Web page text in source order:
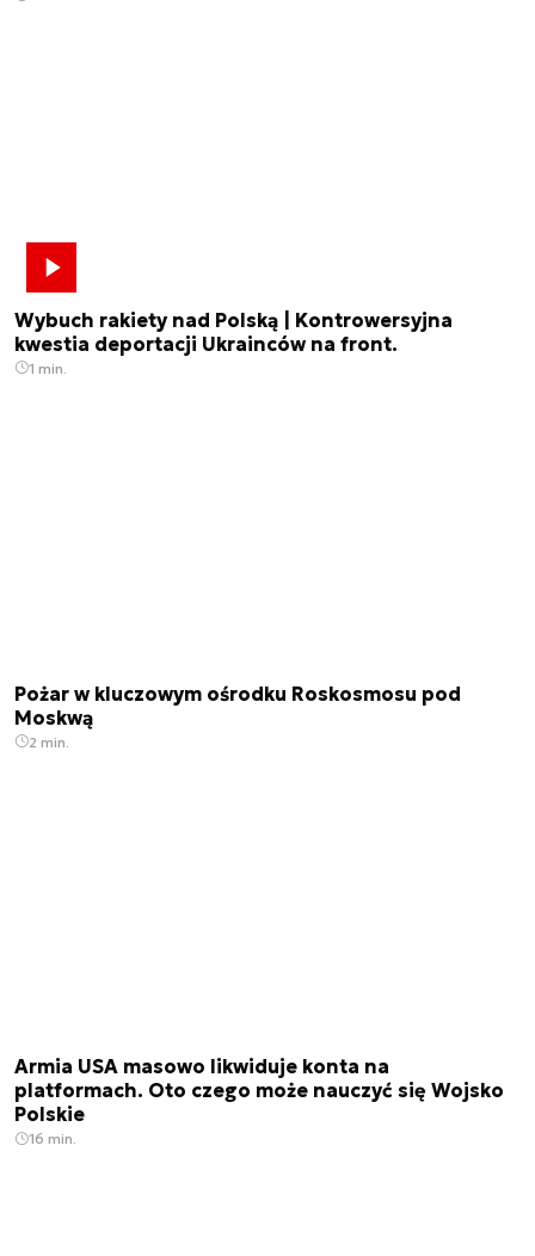
Wybuch rakiety nad Polską | Kontrowersyjna
kwestia deportacji Ukrainców na front.
1 min.
Pożar w kluczowym ośrodku Roskosmosu pod
Moskwą
2 min.
Armia USA masowo likwiduje konta na
platformach. Oto czego może nauczyć się Wojsko
Polskie
16 min.